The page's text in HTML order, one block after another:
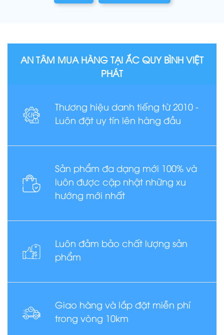
AN TÂM MUA HÀNG TẠI ẮC QUY BÌNH VIỆT
PHÁT
Thương hiệu danh tiếng từ 2010 -
Luôn đặt uy tín lên hàng đầu
Sản phẩm đa dạng mới 100% và
luôn được cập nhật những xu
hướng mới nhất
Luôn đảm bảo chất lượng sản
phẩm
Giao hàng và lắp đặt miễn phí
trong vòng 10km